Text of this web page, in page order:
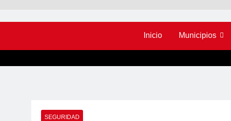
Inicio Municipios
SEGURIDAD